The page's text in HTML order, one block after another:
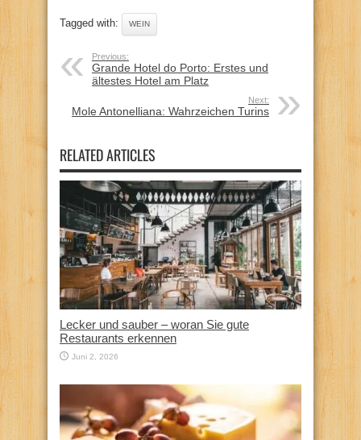
Tagged with: WEIN
Previous:
Grande Hotel do Porto: Erstes und
ältestes Hotel am Platz
Next:
Mole Antonelliana: Wahrzeichen Turins
RELATED ARTICLES
Lecker und sauber – woran Sie gute
Restaurants erkennen
Juni 2, 2026